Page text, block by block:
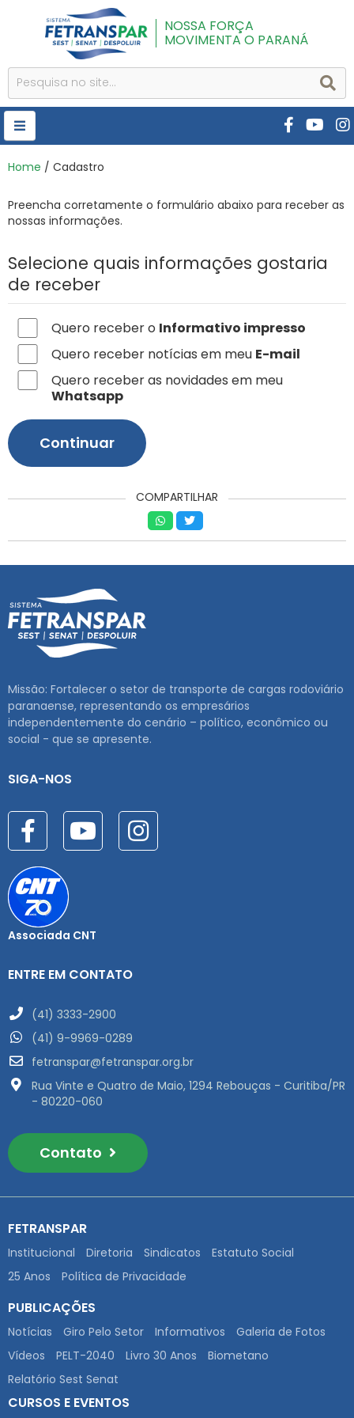
NOSSA FORÇA
MOVIMENTA O PARANÁ
HOME
PUBLICAÇÕES
SEST SENAT
AR INSTITUTO
RNTRC
Home / Cadastro
Preencha corretamente o formulário abaixo para receber as
nossas informações.
Selecione quais informações gostaria
de receber
Quero receber o Informativo impresso
Quero receber notícias em meu E-mail
Quero receber as novidades em meu
Whatsapp
Continuar
COMPARTILHAR
Missão: Fortalecer o setor de transporte de cargas rodoviário
paranaense, representando os empresários
independentemente do cenário – político, econômico ou
social - que se apresente.
SIGA-NOS
Associada CNT
ENTRE EM CONTATO
(41) 3333-2900
(41) 9-9969-0289
fetranspar@fetranspar.org.br
Rua Vinte e Quatro de Maio, 1294 Rebouças - Curitiba/PR
- 80220-060
Contato
FETRANSPAR
Institucional Diretoria Sindicatos
Estatuto Social
25 Anos
Política de Privacidade
PUBLICAÇÕES
Notícias Giro Pelo Setor Informativos
Galeria de Fotos
Vídeos
PELT-2040 Livro 30 Anos
Biometano
Relatório Sest Senat
CURSOS E EVENTOS